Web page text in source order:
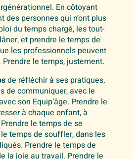
En côtoyant
des personnes qui n’ont plus
du temps chargé, les tout-
et prendre le temps de
les professionnels peuvent
le temps, justement.
de réfléchir à ses pratiques.
de communiquer, avec le
son Equip’âge. Prendre le
à chaque enfant, à
le temps de se
temps de souffler, dans les
Prendre le temps de
la joie au travail. Prendre le